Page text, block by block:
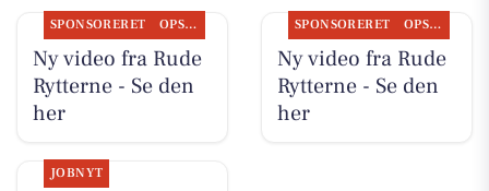
SPONSORERET OPSLAGSTAVLEN
Ny video fra Rude
Rytterne - Se den
her
SPONSORERET OPSLAGSTAVLEN
Ny video fra Rude
Rytterne - Se den
her
JOBNYT